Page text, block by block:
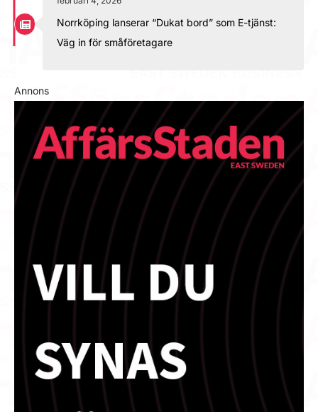
Norrköping lanserar “Dukat bord” som E-tjänst:
Väg in för småföretagare
Annons